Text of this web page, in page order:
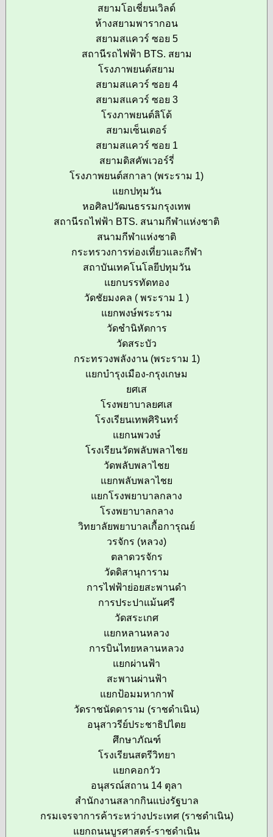
สยามโอเชี่ยนเวิลด์
ห้างสยามพารากอน
สยามสแควร์ ซอย 5
สถานีรถไฟฟ้า BTS. สยาม
โรงภาพยนต์สยาม
สยามสแควร์ ซอย 4
สยามสแควร์ ซอย 3
โรงภาพยนต์ลิโด้
สยามเซ็นเตอร์
สยามสแควร์ ซอย 1
สยามดิสคัพเวอร์รี่
โรงภาพยนต์สกาลา (พระราม 1)
แยกปทุมวัน
หอศิลปวัฒนธรรมกรุงเทพ
สถานีรถไฟฟ้า BTS. สนามกีฬาแห่งชาติ
สนามกีฬาแห่งชาติ
กระทรวงการท่องเที่ยวและกีฬา
สถาบันเทคโนโลยีปทุมวัน
แยกบรรทัดทอง
วัดชัยมงคล ( พระราม 1 )
แยกพงษ์พระราม
วัดชำนิหัตการ
วัดสระบัว
กระทรวงพลังงาน (พระราม 1)
แยกบำรุงเมือง-กรุงเกษม
ยศเส
โรงพยาบาลยศเส
โรงเรียนเทพศิรินทร์
แยกนพวงษ์
โรงเรียนวัดพลับพลาไชย
วัดพลับพลาไชย
แยกพลับพลาไชย
แยกโรงพยาบาลกลาง
โรงพยาบาลกลาง
วิทยาลัยพยาบาลเกื้อการุณย์
วรจักร (หลวง)
ตลาดวรจักร
วัดดิสานุการาม
การไฟฟ้าย่อยสะพานดำ
การประปาแม้นศรี
วัดสระเกศ
แยกหลานหลวง
การบินไทยหลานหลวง
แยกผ่านฟ้า
สะพานผ่านฟ้า
แยกป้อมมหากาฬ
วัดราชนัดดาราม (ราชดำเนิน)
อนุสาวรีย์ประชาธิปไตย
ศึกษาภัณฑ์
โรงเรียนสตรีวิทยา
แยกคอกวัว
อนุสรณ์สถาน 14 ตุลา
สำนักงานสลากกินแบ่งรัฐบาล
กรมเจรจาการค้าระหว่างประเทศ (ราชดำเนิน)
แยกถนนบูรศาสตร์-ราชดำเนิน